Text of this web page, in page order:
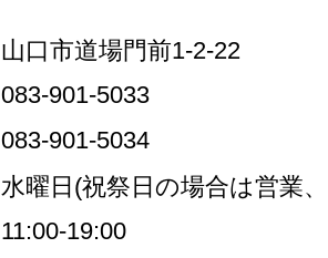
共通駐車券加盟店
共用トイレ
女性用トイレ
山口市道場門前1-2-22
083-901-5033
083-901-5034
水曜日(祝祭日の場合は営業
11:00-19:00